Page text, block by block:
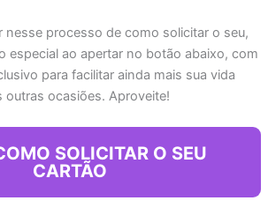
nesse processo de como solicitar o seu,
especial ao apertar no botão abaixo, com
para facilitar ainda mais sua vida
outras ocasiões. Aproveite!
SOLICITAR O SEU
CARTÃO